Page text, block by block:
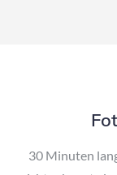
30 Minuten